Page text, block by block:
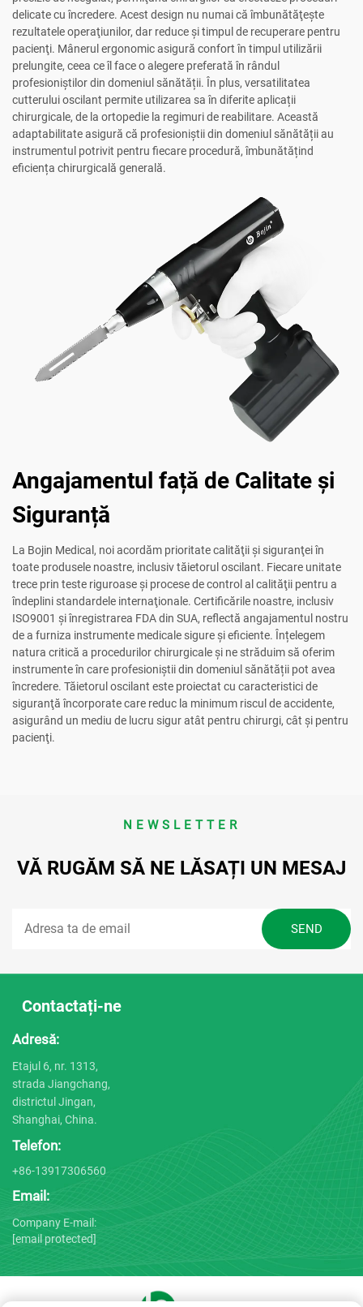
delicate cu încredere. Acest design nu numai că îmbunătăţeşte
rezultatele operaţiunilor, dar reduce şi timpul de recuperare pentru
pacienţi. Mânerul ergonomic asigură confort în timpul utilizării
prelungite, ceea ce îl face o alegere preferată în rândul
profesioniștilor din domeniul sănătății. În plus, versatilitatea
cutterului oscilant permite utilizarea sa în diferite aplicații
chirurgicale, de la ortopedie la regimuri de reabilitare. Această
adaptabilitate asigură că profesioniștii din domeniul sănătății au
instrumentul potrivit pentru fiecare procedură, îmbunătățind
eficiența chirurgicală generală.
Angajamentul față de Calitate și
Siguranță
La Bojin Medical, noi acordăm prioritate calităţii şi siguranţei în
toate produsele noastre, inclusiv tăietorul oscilant. Fiecare unitate
trece prin teste riguroase şi procese de control al calităţii pentru a
îndeplini standardele internaţionale. Certificările noastre, inclusiv
ISO9001 și înregistrarea FDA din SUA, reflectă angajamentul nostru
de a furniza instrumente medicale sigure și eficiente. Înțelegem
natura critică a procedurilor chirurgicale și ne străduim să oferim
instrumente în care profesioniștii din domeniul sănătății pot avea
încredere. Tăietorul oscilant este proiectat cu caracteristici de
siguranţă încorporate care reduc la minimum riscul de accidente,
asigurând un mediu de lucru sigur atât pentru chirurgi, cât şi pentru
pacienţi.
NEWSLETTER
VĂ RUGĂM SĂ NE LĂSAȚI UN MESAJ
Contactați-ne
Adresă:
Etajul 6, nr. 1313,
strada Jiangchang,
districtul Jingan,
Shanghai, China.
Telefon:
+86-13917306560
Email:
Company E-mail:
[email protected]